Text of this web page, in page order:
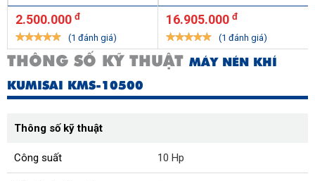
2.500.000 đ
(1 đánh giá)
16.905.000 đ
(1 đánh giá)
THÔNG SỐ KỸ THUẬT MÁY NÉN KHÍ
KUMISAI KMS-10500
Thông số kỹ thuật
Công suất 10 Hp